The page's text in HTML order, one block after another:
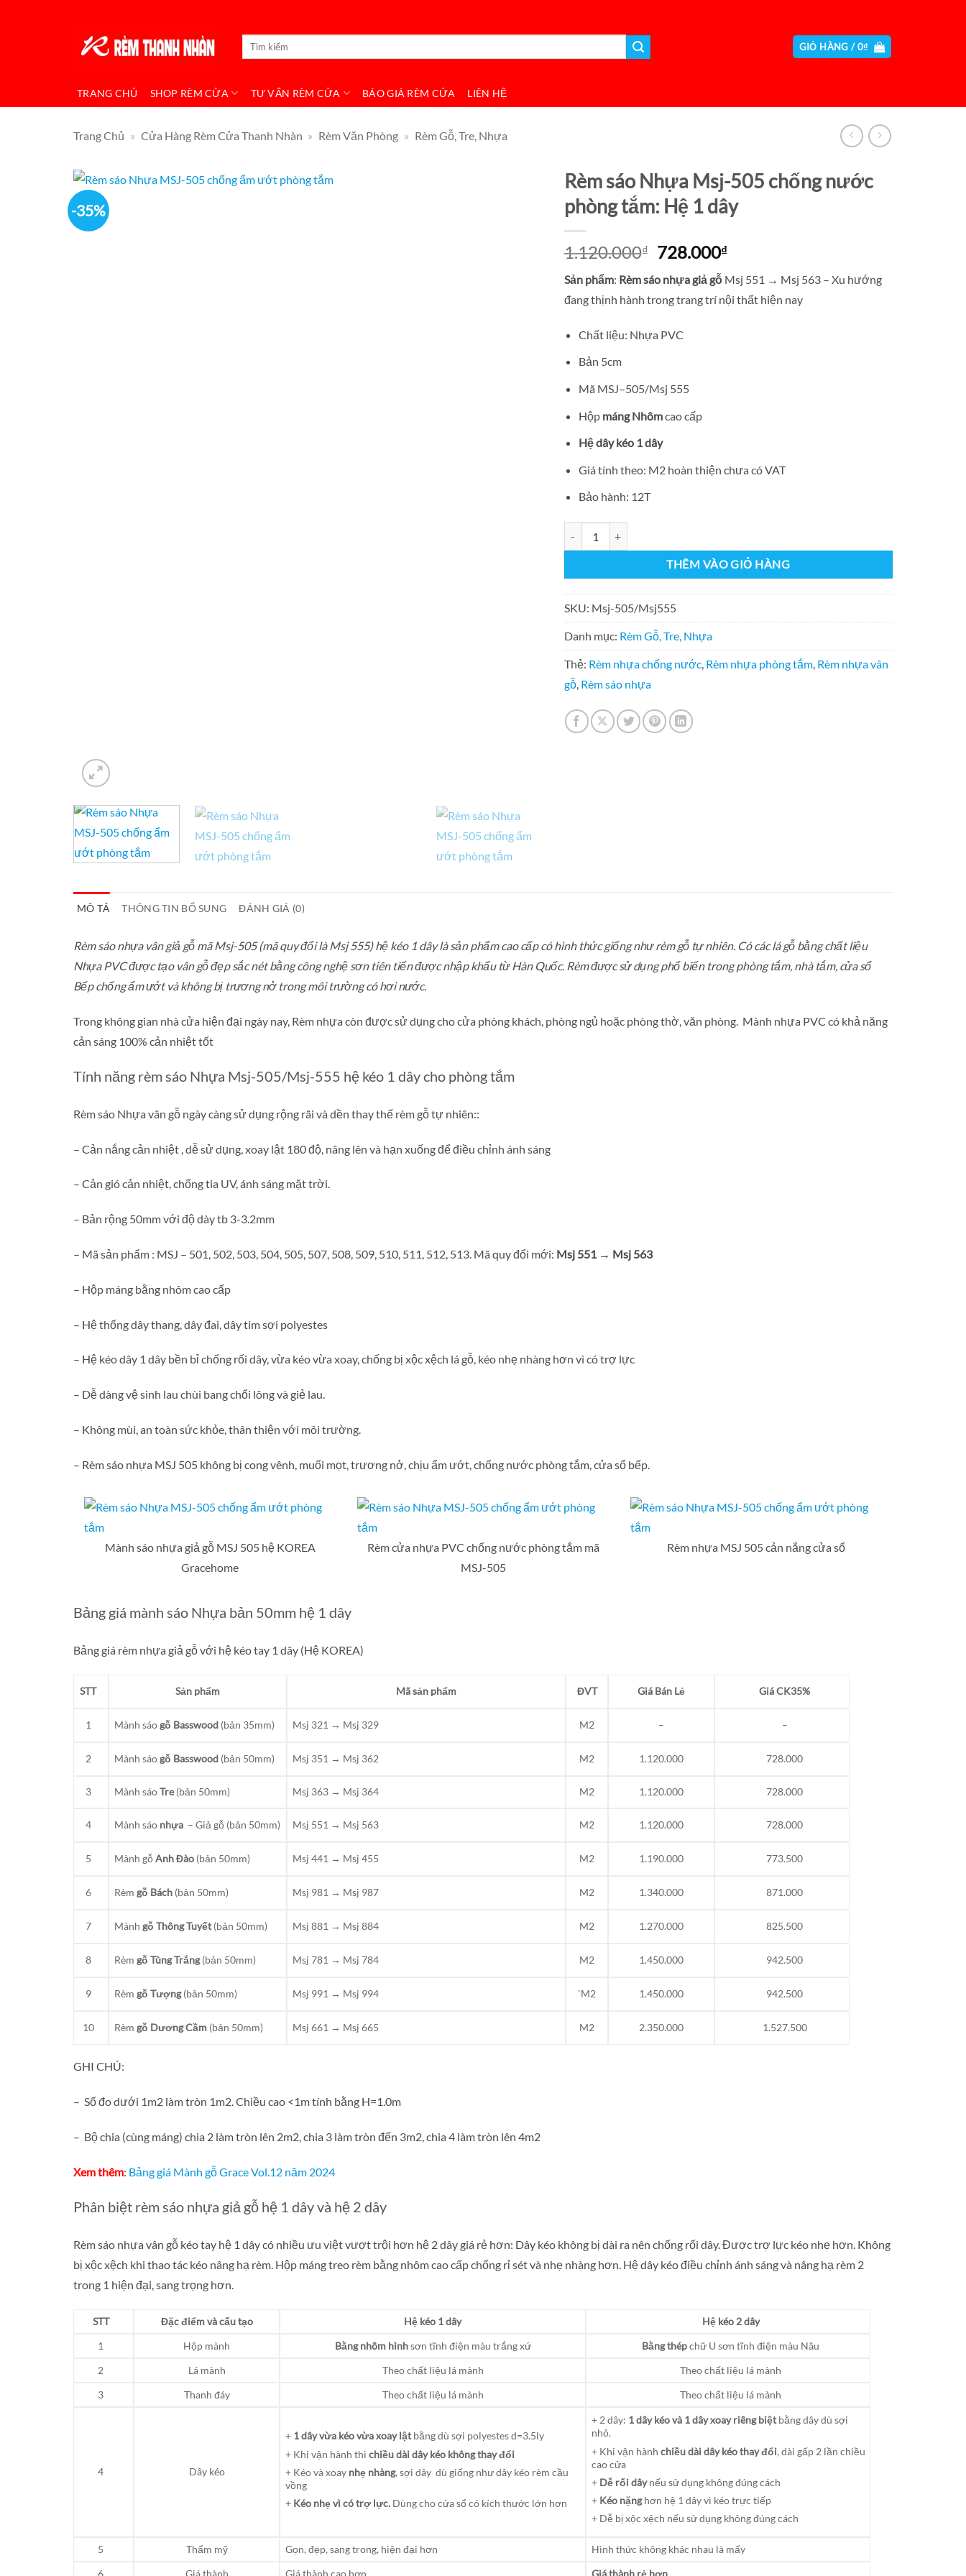
Tìm
kiếm:
GIỎ HÀNG /0₫
TRANG CHỦ SHOP RÈM CỬA TƯ VẤN RÈM CỬA BÁO GIÁ RÈM CỬA LIÊN HỆ
Trang Chủ » Cửa Hàng Rèm Cửa Thanh Nhàn » Rèm Văn Phòng » Rèm Gỗ, Tre, Nhựa
-35%
Rèm sáo Nhựa Msj-505 chống nước
phòng tắm: Hệ 1 dây
1.120.000₫
Giá
là:
1.120.000₫.
728.000₫Giá
tại
là:
Sản phẩm: Rèm sáo nhựa giả gỗ Msj 551 → Msj 563 – Xu hướng
đang thịnh hành trong trang trí nội thất hiện nay
Chất liệu: Nhựa PVC
Bản 5cm
Mã MSJ–505/Msj 555
Hộp máng Nhômcao cấp
Hệ dây kéo 1 dây
Giá tính theo: M2 hoàn thiện chưa có VAT
Bảo hành: 12T
THÊM VÀO GIỎ HÀNG
SKU: Msj-505/Msj555
Danh mục: Rèm Gỗ, Tre, Nhựa
Thẻ: Rèm nhựa chống nước, Rèm nhựa phòng tắm, Rèm nhựa vân
gỗ, Rèm sáo nhựa
MÔ TẢ THÔNG TIN BỔ SUNG ĐÁNH GIÁ (0)
Rèm sáo nhựa vân giả gỗ mã Msj-505 (mã quy đổi là Msj 555) hệ kéo 1 dây là sản phẩm cao cấp có hình thức giống như rèm gỗ tự nhiên. Có các lá gỗ bằng chất liệu
Nhựa PVC được tạo vân gỗ đẹp sắc nét bằng công nghệ sơn tiên tiến được nhập khẩu từ Hàn Quốc. Rèm được sử dụng phổ biến trong phòng tắm, nhà tắm, cửa sổ
Bếp chống ẩm ướt và không bị trương nở trong môi trường có hơi nước.
Trong không gian nhà cửa hiện đại ngày nay, Rèm nhựa còn được sử dụng cho cửa phòng khách, phòng ngủ hoặc phòng thờ, văn phòng. Mành nhựa PVC có khả năng
cản sáng 100% cản nhiệt tốt
Tính năng rèm sáo Nhựa Msj-505/Msj-555 hệ kéo 1 dây cho phòng tắm
Rèm sáo Nhựa vân gỗ ngày càng sử dụng rộng rãi và dền thay thế rèm gỗ tự nhiên::
– Cản nắng cản nhiệt , dễ sử dụng, xoay lật 180 độ, nâng lên và hạn xuống để điều chỉnh ánh sáng
– Cản gió cản nhiệt, chống tia UV, ánh sáng mặt trời.
– Bản rộng 50mm với độ dày tb 3-3.2mm
– Mã sản phẩm : MSJ – 501, 502, 503, 504, 505, 507, 508, 509, 510, 511, 512, 513. Mã quy đổi mới: Msj 551 → Msj 563
– Hộp máng bằng nhôm cao cấp
– Hệ thống dây thang, dây đai, dây tim sợi polyestes
– Hệ kéo dây 1 dây bền bỉ chống rối dây, vừa kéo vừa xoay, chống bị xộc xệch lá gỗ, kéo nhẹ nhàng hơn vì có trợ lực
– Dễ dàng vệ sinh lau chùi bang chổi lông và giẻ lau.
– Không mùi, an toàn sức khỏe, thân thiện với môi trường.
– Rèm sáo nhựa MSJ 505 không bị cong vênh, muối mọt, trương nở, chịu ẩm ướt, chống nước phòng tắm, cửa sổ bếp.
Mành sáo nhựa giả gỗ MSJ 505 hệ KOREA
Gracehome
Rèm cửa nhựa PVC chống nước phòng tắm mã
MSJ-505
Rèm nhựa MSJ 505 cản nắng cửa sổ
Bảng giá mành sáo Nhựa bản 50mm hệ 1 dây
Bảng giá rèm nhựa giả gỗ với hệ kéo tay 1 dây (Hệ KOREA)
STT Sản phẩm Mã sản phẩm ĐVT Giá Bán Lẻ Giá CK35%
1 Mành sáogỗ Basswood (bản 35mm) Msj 321 → Msj 329 M2 – –
2 Mành sáogỗ Basswood (bản 50mm) Msj 351 → Msj 362 M2 1.120.000 728.000
3 Mành sáoTre(bản 50mm) Msj 363 → Msj 364 M2 1.120.000 728.000
4 Mành sáo nhựa – Giả gỗ (bản 50mm) Msj 551 → Msj 563 M2 1.120.000 728.000
5 Mành gỗAnh Đào (bản 50mm) Msj 441 → Msj 455 M2 1.190.000 773.500
6 Rèmgỗ Bách (bản 50mm) Msj 981 → Msj 987 M2 1.340.000 871.000
7 Mànhgỗ Thông Tuyết(bản 50mm) Msj 881 → Msj 884 M2 1.270.000 825.500
8 Rèmgỗ Tùng Trắng(bản 50mm) Msj 781 → Msj 784 M2 1.450.000 942.500
9 Rèmgỗ Tượng(bản 50mm) Msj 991 → Msj 994 `M2 1.450.000 942.500
10 Rèmgỗ Dương Cầm (bản 50mm) Msj 661 → Msj 665 M2 2.350.000 1.527.500
GHI CHÚ:
– Số đo dưới 1m2 làm tròn 1m2. Chiều cao <1m tính bằng H=1.0m
– Bộ chia (cùng máng) chia 2 làm tròn lên 2m2, chia 3 làm tròn đến 3m2, chia 4 làm tròn lên 4m2
Xem thêm: Bảng giá Mành gỗ Grace Vol.12 năm 2024
Phân biệt rèm sáo nhựa giả gỗ hệ 1 dây và hệ 2 dây
Rèm sáo nhựa vân gỗ kéo tay hệ 1 dây có nhiều ưu việt vượt trội hơn hệ 2 dây giá rẻ hơn: Dây kéo không bị dài ra nên chống rối dây. Được trợ lực kéo nhẹ hơn. Không
bị xộc xệch khi thao tác kéo nâng hạ rèm. Hộp máng treo rèm bằng nhôm cao cấp chống rỉ sét và nhẹ nhàng hơn. Hệ dây kéo điều chỉnh ánh sáng và nâng hạ rèm 2
trong 1 hiện đại, sang trọng hơn.
STT Đặc điểm và cấu tạo Hệ kéo 1 dây
Hệ kéo 2 dây
1
Hộp mành Bằng nhôm hìnhsơn tĩnh điện màu trắng xứ Bằng thépchữ U sơn tĩnh điện màu Nâu
2
Lá mành Theo chất liệu lá mành
Theo chất liệu lá mành
3
Thanh đáy Theo chất liệu lá mành Theo chất liệu lá mành
4 Dây kéo
+ 1 dây vừa kéo vừa xoay lậtbằng dù sợi polyestes d=3.5ly
+ Khi vận hành thìchiều dài dây kéo không thay đổi
+ Kéo và xoay nhẹ nhàng, sợi dây dù giống như dây kéo rèm cầu
vồng
+ Kéo nhẹ vì có trợ lực. Dùng cho cửa sổ có kích thước lớn hơn
+ 2 dây: 1 dây kéo và 1 dây xoay riêng biệtbằng dây dù sợi
nhỏ.
+ Khi vận hànhchiều dài dây kéo thay đổi, dài gấp 2 lần chiều
cao cửa
+ Dễ rối dâynếu sử dụng không đúng cách
+ Kéo nặnghơn hệ 1 dây vì kéo trực tiếp
+ Dễ bị xộc xệch nếu sử dụng không đúng cách
5 Thẩm mỹ Gọn, đẹp, sang trong, hiện đại hơn
Hình thức không khác nhau là mấy